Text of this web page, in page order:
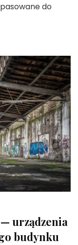
do
urządzenia
budynku